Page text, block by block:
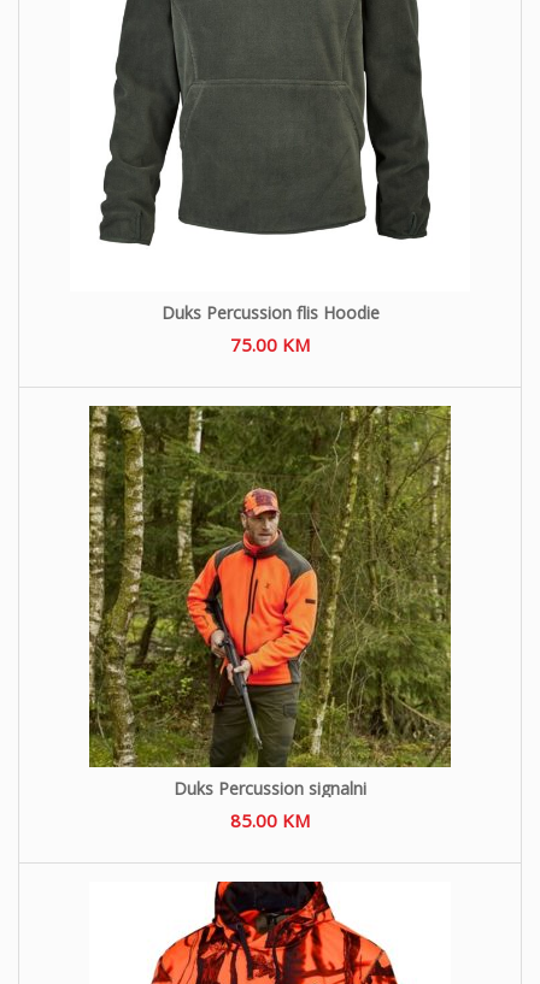
Duks Percussion flis Hoodie
75.00 KM
Duks Percussion signalni
85.00 KM